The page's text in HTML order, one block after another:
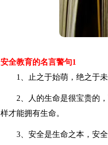
安全教育的名言警句1
1、止之于始萌，绝之于未
2、人的生命是很宝贵的，
样才能拥有生命。
3、安全是生命之本，安全